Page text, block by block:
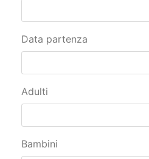
Data partenza
Adulti
Bambini